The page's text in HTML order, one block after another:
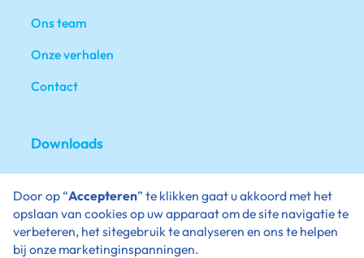
Ons team
Onze verhalen
Contact
Downloads
De schoolgids
Schooljaarkalender
Ondersteuningsaanbod
Door op “Accepteren” te klikken gaat u akkoord met het
opslaan van cookies op uw apparaat om de site navigatie te
verbeteren, het sitegebruik te analyseren en ons te helpen
bij onze marketinginspanningen.